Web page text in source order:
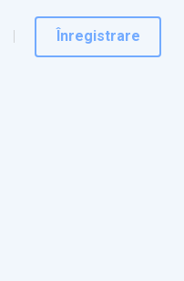
Înregistrare